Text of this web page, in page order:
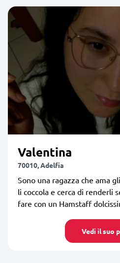
Valentina
70010, Adelfia
Sono una ragazza che ama
li coccola e cerca di renderli
fare con un Hamstaff
Vedi il suo